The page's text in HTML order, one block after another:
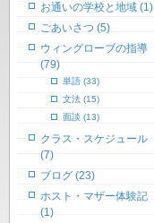
お通いの学校と地域 (1)
ごあいさつ (5)
ウィングローブの指導
(79)
単語 (33)
文法 (15)
面談 (13)
クラス・スケジュール
(7)
ブログ (23)
ホスト・マザー体験記
(1)